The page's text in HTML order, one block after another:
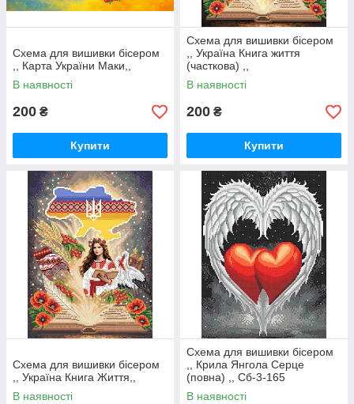
бісером картина
"Оберіг для дому"не розчарує вас!
В даному розділі товарів у вас є можливість вибрати і
придбати вподобану вам схему для вишивки бісером з
категорії
"Обереги для дому, символіка"
роботами і пропозиціями!
Схеми представлені у
(29 див. ― 34,42 см)
горизонтального або вертикального типу.
Якщо вам необхіднопідібрати бісер для обраної схеми, дана
послуга також надається у нашому інтернет-магазині. Для
цього потрібновказати
дану інформацію у оформленні
замовлення або менеджера під час оформлення
замовлення.
Раді вітати Вас у нашому інтернет-магазині!
Вдалих покупок! ;)
Схема для вишивки бісером
,, Карта України Маки,,
В наявності
200 ₴
Купити
Схема для вишивки бісером
,, Україна Книга життя
(часткова) ,,
В наявності
200 ₴
Купити
Схема для вишивки бісером
,, Україна Книга Життя,,
В наявності
Схема для вишивки бісером
,, Крила Янгола Серце
(повна) ,, Сб-3-165
В наявності